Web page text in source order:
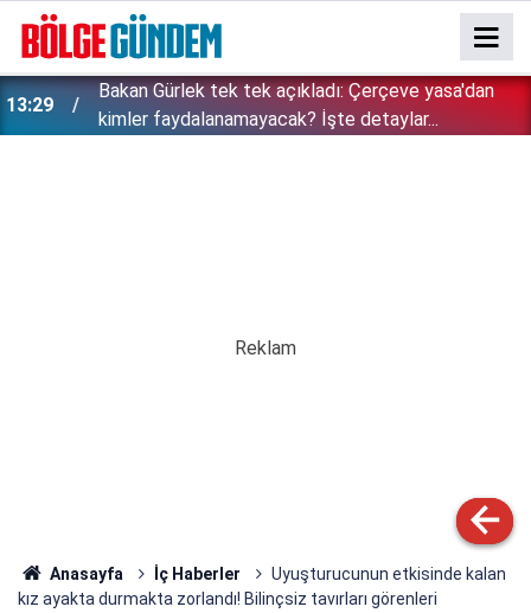
13:29
Bakan Gürlek tek tek açıkladı: Çerçeve yasa'dan
kimler faydalanamayacak? İşte detaylar...
Anasayfa İç Haberler
Uyuşturucunun etkisinde kalan
kız ayakta durmakta zorlandı! Bilinçsiz tavırları görenleri